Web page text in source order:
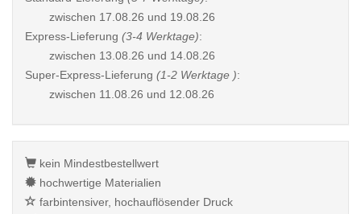
zwischen 17.08.26 und 19.08.26
Express-Lieferung (3-4 Werktage):
zwischen 13.08.26 und 14.08.26
Super-Express-Lieferung (1-2 Werktage ):
zwischen 11.08.26 und 12.08.26
kein Mindestbestellwert
hochwertige Materialien
farbintensiver, hochauflösender Druck